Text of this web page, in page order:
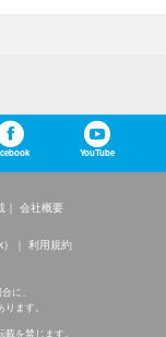
YouTube
会社概要
利用規約
に、
ます。
を禁じます。